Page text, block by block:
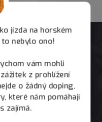
jízda na horském
nebylo ono!
vám mohli
z prohlížení
o žádný doping,
které nám pomáhají
zajímá.